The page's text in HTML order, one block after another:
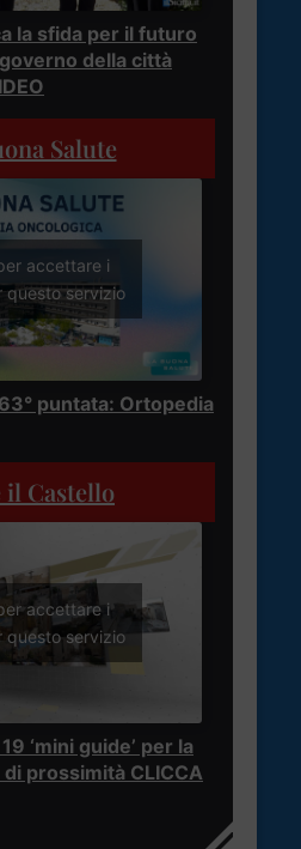
la sfida per il futuro
della città
Salute
accettare i
questo servizio
puntata: Ortopedia
Castello
accettare i
questo servizio
‘mini guide’ per la
prossimità CLICCA